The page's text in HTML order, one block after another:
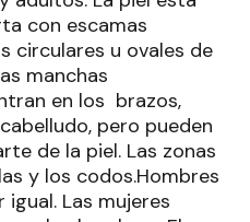
con escamas
circulares u ovales de
manchas
en los brazos,
pero pueden
de la piel. Las zonas
y los codos.Hombres
Las mujeres